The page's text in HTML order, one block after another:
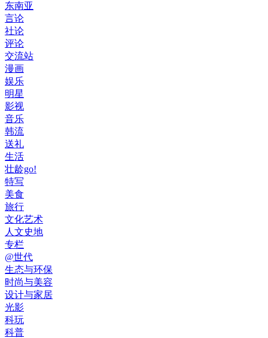
东南亚
言论
社论
评论
交流站
漫画
娱乐
明星
影视
音乐
韩流
送礼
生活
壮龄go!
特写
美食
旅行
文化艺术
人文史地
专栏
@世代
生态与环保
时尚与美容
设计与家居
光影
科玩
科普